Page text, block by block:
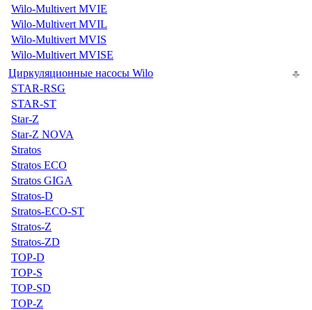
Wilo-Multivert MVIE
Wilo-Multivert MVIL
Wilo-Multivert MVIS
Wilo-Multivert MVISE
Циркуляционные насосы Wilo
STAR-RSG
STAR-ST
Star-Z
Star-Z NOVA
Stratos
Stratos ECO
Stratos GIGA
Stratos-D
Stratos-ECO-ST
Stratos-Z
Stratos-ZD
TOP-D
TOP-S
TOP-SD
TOP-Z